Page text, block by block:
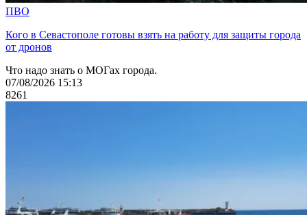
ПВО
Кого в Севастополе готовы взять на работу для защиты города
от дронов
Что надо знать о МОГах города.
07/08/2026 15:13
8261